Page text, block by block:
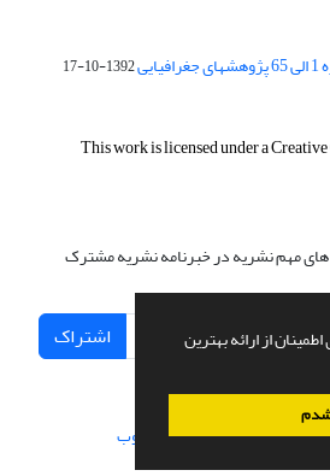
از ارائه بهترین
1392-10-17
This work is licensed under a
های مهم نشریه در خبرنامه نشریه مشترک
اشتراک
طراحی و پیاده سازی از سیناوب